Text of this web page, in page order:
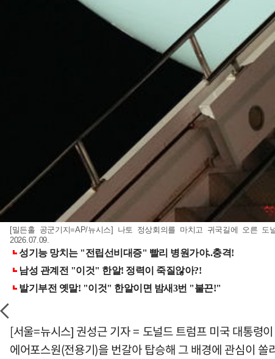
[밀든홀 공군기지=AP/뉴시스] 나토 정상회의를 마치고 귀국길에 오른
2026.07.09.
[서울=뉴시스] 권성근 기자 = 도널드 트럼프 미국 대통령
에어포스원(전용기)을 번갈아 탑승해 그 배경에 관심이 쏠